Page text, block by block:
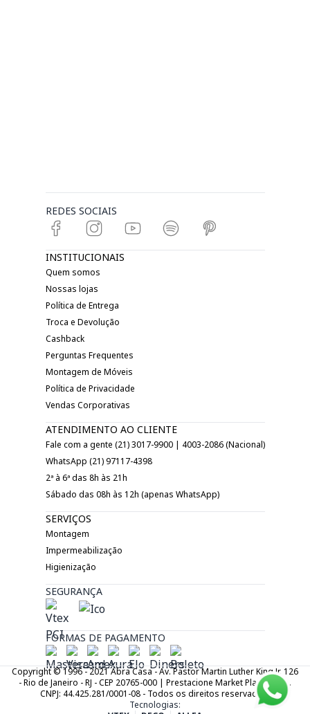
REDES SOCIAIS
INSTITUCIONAIS
Quem somos
Nossas lojas
Política de Entrega
Troca e Devolução
Cashback
Perguntas Frequentes
Montagem de Móveis
Política de Privacidade
Vendas Corporativas
ATENDIMENTO AO CLIENTE
Fale com a gente (21) 3017-9900 | 4003-2086 (Nacional)
WhatsApp (21) 97117-4398
2ª à 6ª das 8h às 21h
Sábado das 08h às 12h (apenas WhatsApp)
SERVIÇOS
Montagem
Impermeabilização
Higienização
SEGURANÇA
FORMAS DE PAGAMENTO
Copyright © 1996 - 2021 Abra Casa - Av. Pastor Martin Luther King Jr. 126
- Rio de Janeiro - RJ - CEP 20765-000 | Prestacione Market Place LTDA.
CNPJ: 44.425.281/0001-08 - Todos os direitos reservados.
Tecnologias: